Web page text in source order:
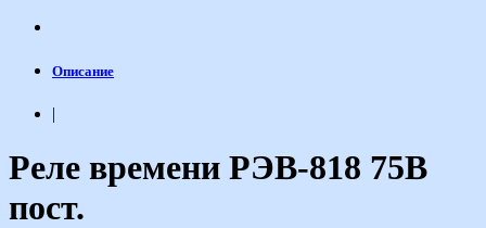
Описание
|
Реле времени РЭВ-818 75В
пост.